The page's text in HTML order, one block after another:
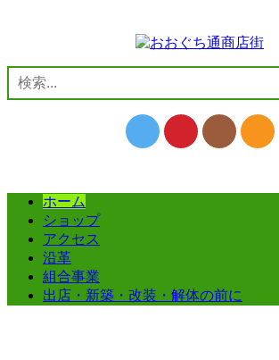
ン
ツ検
索:
ホーム
ショップ
アクセス
沿革
組合事業
出店・新築・改装・解体の前に